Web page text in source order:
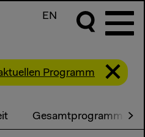
EN
Programm
Gesamtprogramm